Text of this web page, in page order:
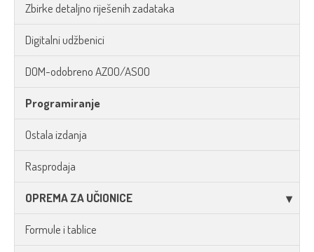
Zbirke detaljno riješenih zadataka
Digitalni udžbenici
DOM-odobreno AZOO/ASOO
Programiranje
Ostala izdanja
Rasprodaja
OPREMA ZA UČIONICE
Formule i tablice